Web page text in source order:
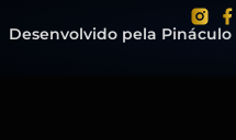
Desenvolvido pela